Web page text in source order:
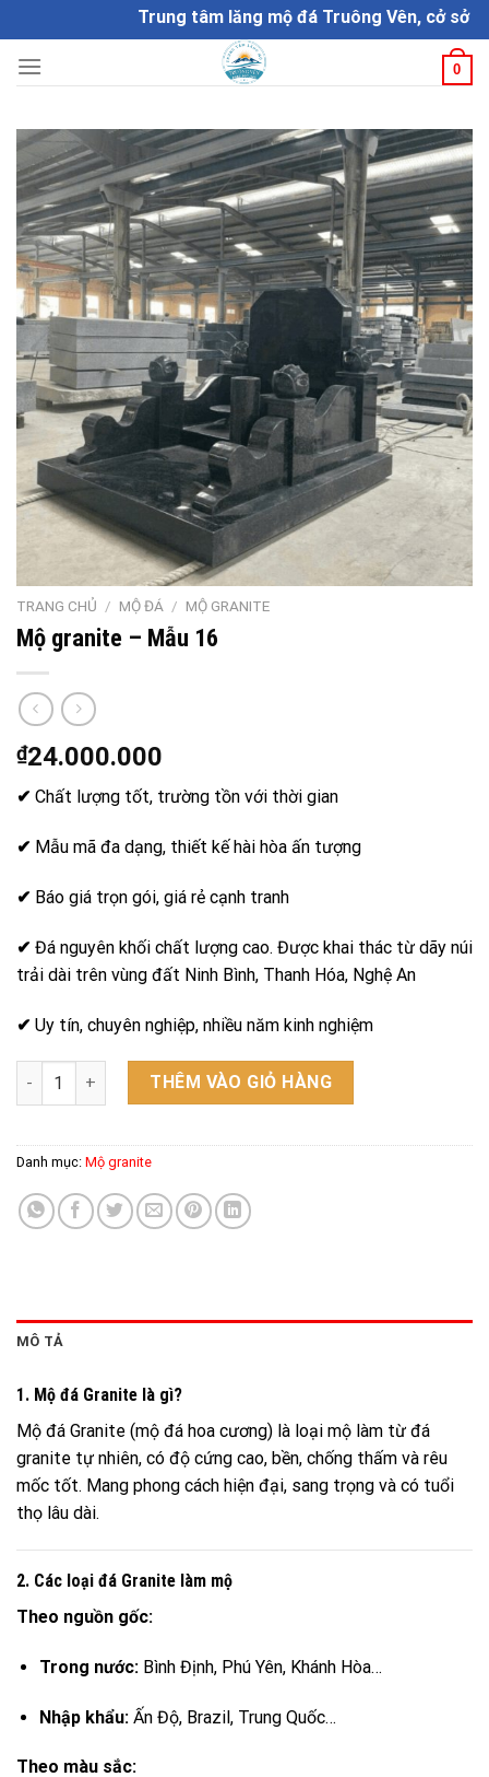
to
content
Trung tâm lăng mộ đá Truông Vên, cở sở
0
TRANG CHỦ / MỘ ĐÁ / MỘ GRANITE
Mộ granite – Mẫu 16
₫24.000.000
✔ Chất lượng tốt, trường tồn với thời gian
✔ Mẫu mã đa dạng, thiết kế hài hòa ấn tượng
✔ Báo giá trọn gói, giá rẻ cạnh tranh
✔ Đá nguyên khối chất lượng cao. Được khai thác từ dãy núi
trải dài trên vùng đất Ninh Bình, Thanh Hóa, Nghệ An
✔ Uy tín, chuyên nghiệp, nhiều năm kinh nghiệm
Mộ granite - Mẫu 16 số lượngTHÊM VÀO GIỎ HÀNG
Danh mục: Mộ granite
MÔ TẢ
1. Mộ đá Granite là gì?
Mộ đá Granite (mộ đá hoa cương) là loại mộ làm từ đá
granite tự nhiên, có độ cứng cao, bền, chống thấm và rêu
mốc tốt. Mang phong cách hiện đại, sang trọng và có tuổi
thọ lâu dài.
2. Các loại đá Granite làm mộ
Theo nguồn gốc:
Trong nước:Bình Định, Phú Yên, Khánh Hòa…
Nhập khẩu:Ấn Độ, Brazil, Trung Quốc…
Theo màu sắc: